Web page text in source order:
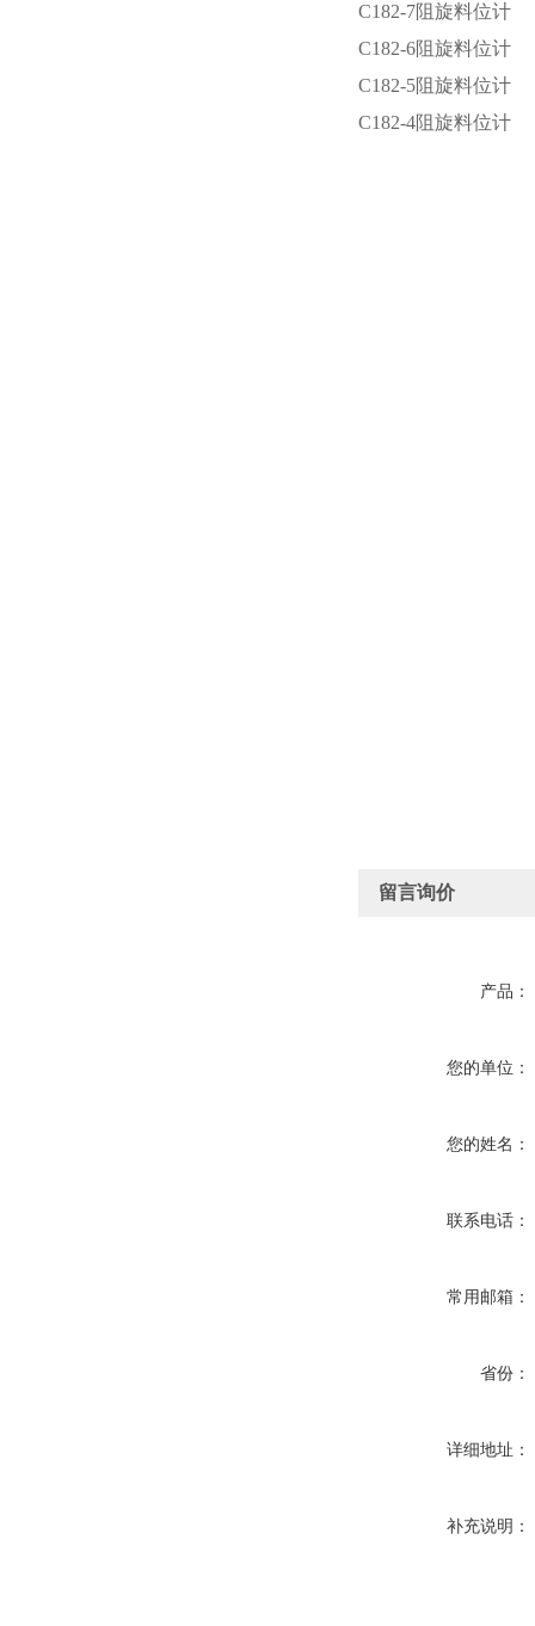
C182-7阻旋料位计
C182-6阻旋料位计
C182-5阻旋料位计
C182-4阻旋料位计
留言询价
产品：
您的单位：
您的姓名：
联系电话：
常用邮箱：
省份：
详细地址：
补充说明：